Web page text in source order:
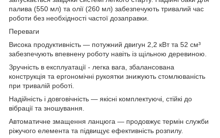
палива (550 мл) та олії (260 мл) забезпечують тривалий час
роботи без необхідності частої дозаправки.
Переваги
Висока продуктивність — потужний двигун 2,2 кВт та 52 см³
забезпечують впевнену роботу навіть із щільною деревиною.
Зручність в експлуатації - легка вага, збалансована
конструкція та ергономічні рукоятки знижують стомлюваність
при тривалій роботі.
Надійність і довговічність — якісні комплектуючі, стійкі до
вібрації та зношування.
Автоматичне змащення ланцюга — продовжує термін служби
ріжучого елемента та підвищує ефективність розпилу.